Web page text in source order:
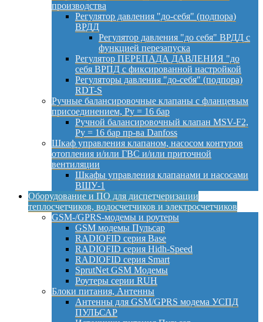
производства
Регулятор давления "до-себя" (подпора)
ВРДД
Регулятор давления "до себя" ВРДД с
функцией перезапуска
Регулятор ПЕРЕПАДА ДАВЛЕНИЯ "до
себя ВРПД с фиксированной настройкой
Регуляторы давления "до-себя" (подпора)
RDT-S
Ручные балансировочные клапаны с фланцевым
присоединением, Py = 16 бар
Ручной балансировочный клапан MSV-F2,
Py = 16 бар пр-ва Danfoss
Шкаф управления клапаном, насосом контуров
отопления и/или ГВС и/или приточной
вентиляции
Шкафы управления клапанами и насосами
ВШУ-1
Оборудование и ПО для диспетчеризации
теплосчетчиков, водосчетчиков и электросчетчиков
GSM-/GPRS-модемы и роутеры
GSM модемы Пульсар
RADIOFID серия Base
RADIOFID серия Hidh-Speed
RADIOFID серия Smart
SprutNet GSM Модемы
Роутеры серии RUH
Блоки питания, Антенны
Антенны для GSM/GPRS модема УСПД
ПУЛЬСАР